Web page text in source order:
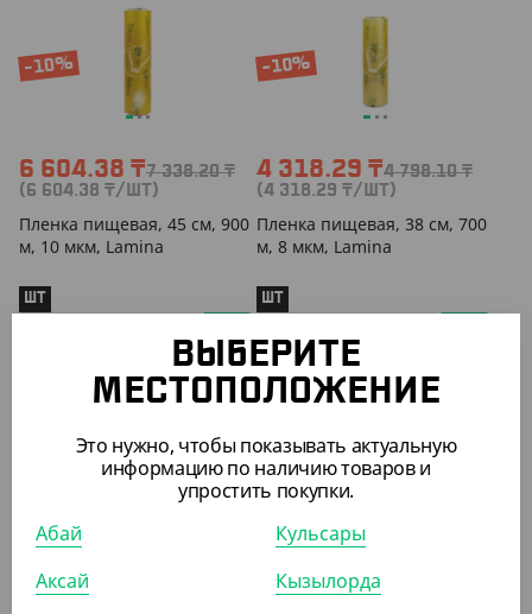
-10%
6 604.38 ₸7 338.20₸
(6 604.38 ₸/ШТ)
Пленка пищевая, 45 см, 900
м, 10 мкм, Lamina
ШТ
-10%
4 318.29 ₸4 798.10₸
(4 318.29 ₸/ШТ)
Пленка пищевая, 38 см, 700
м, 8 мкм, Lamina
ШТ
АРТ. 2703405
1 078.02
АРТ. 270070401
-10%
5 063.85₸
ВЫБЕРИТЕ
МЕСТОПОЛОЖЕНИЕ
Это нужно, чтобы показывать актуальную
информацию по наличию товаров и
упростить покупки.
Абай
Аксай
Кульсары
Кызылорда